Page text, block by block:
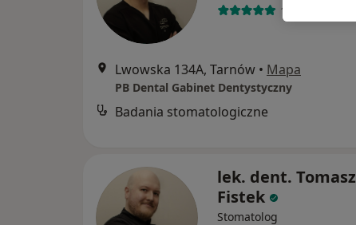
133 opinie
Lwowska 134A, Tarnów • Mapa
PB Dental Gabinet Dentystyczny
Badania stomatologiczne
lek. dent. Tomasz
Fistek
Stomatolog